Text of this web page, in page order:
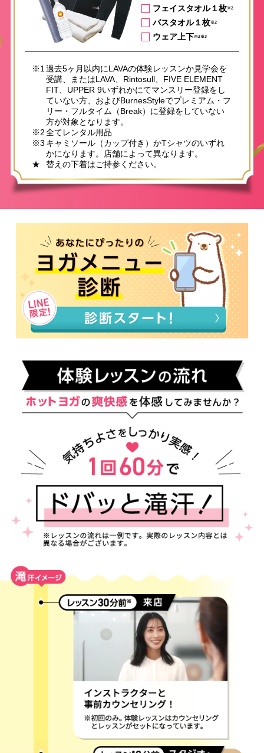
フェイスタオル１枚※2
バスタオル１枚※2
ウェア上下※2※3
※1過去5ヶ月以内にLAVAの体験レッスンか見学会を
受講、またはLAVA、Rintosull、FIVE ELEMENT
FIT、UPPER 9いずれかにてマンスリー登録をし
ていない方、およびBurnesStyleでプレミアム・フ
リー・フルタイム（Break）に登録をしていない
方が対象となります。
※2全てレンタル用品
※3 キャミソール（カップ付き）かTシャツのいずれ
かになります。店舗によって異なります。
★
替えの下着はご持参ください。